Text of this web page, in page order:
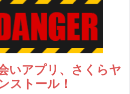
いアプリ、さくらヤ
ストール！